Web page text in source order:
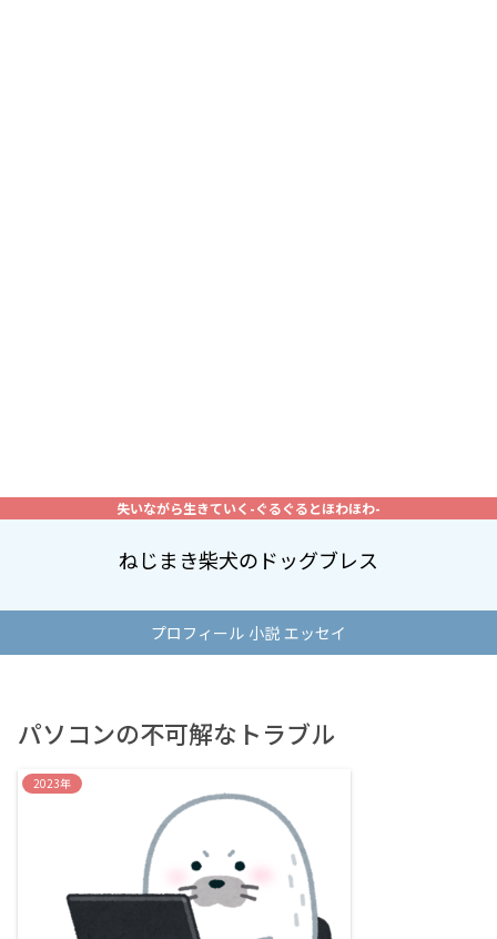
失いながら生きていく-ぐるぐるとほわほわ-
ねじまき柴犬のドッグブレス
プロフィール 小説 エッセイ
パソコンの不可解なトラブル
2023年